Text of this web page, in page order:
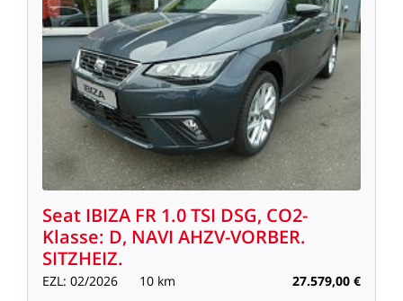
Seat IBIZA FR 1.0TSI DSG, CO2-
Klasse: D, NAVI AHZV-VORBER.
SITZHEIZ.
EZL: 02/2026 10 km 27.579,00 €